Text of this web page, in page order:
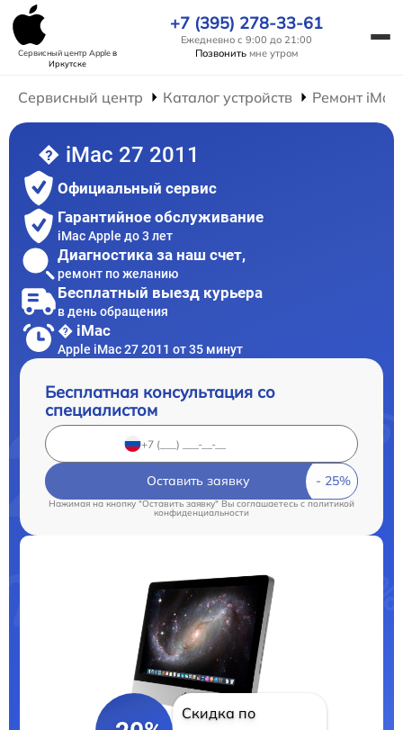
Сервисный центр Appleв
Иркутске
+7 (395) 278-33-61
Ежедневно с 9:00 до 21:00
Позвонить мне утром
Сервисный центр Каталог устройств Ремонт iMac
� iMac 27 2011
Официальный сервис
Гарантийное обслуживание
iMac Apple до 3 лет
Диагностика за наш счет,
ремонт по желанию
Бесплатный выезд курьера
в день обращения
� iMac
Apple iMac 27 2011 от 35 минут
Бесплатная консультация со
специалистом
Оставить заявку
Нажимая на кнопку "Оставить заявку" Вы соглашаетесь cполитикой
конфиденциальности
Скидка по